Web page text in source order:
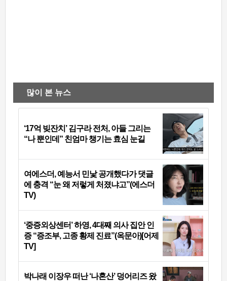
많이 본 뉴스
‘17억 빚잔치’ 김구라 전처, 아들 그리는
“나 뿐인데” 친엄마 챙기는 효심 눈길
여에스더, 예능서 민낯 공개했다가 댓글
에 충격 “눈 왜 저렇게 처졌냐고”(에스더
TV)
‘중증외상센터’ 하영, 4대째 의사 집안 인
증 “증조부, 고종 황제 진료”(옥문아)[어제
TV]
박나래 이장우 떠난 ‘나혼산’ 덩어리즈 왔